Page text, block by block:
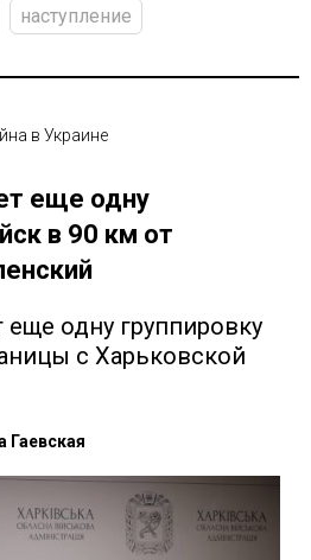
наступление
в Украине
еще одну
в 90 км от
еще одну группировку
с Харьковской
Гаевская